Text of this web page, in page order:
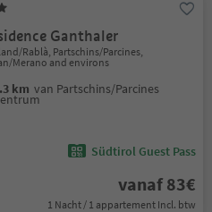
Ganthaler
Rablà, Partschins/Parcines,
Merano and environs
km van Partschins/Parcines
Südtirol Guest Pass
vanaf 83€
1 Nacht / 1 appartement Incl. btw